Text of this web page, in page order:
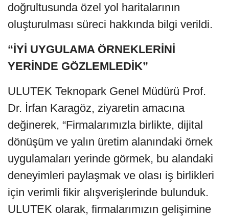
doğrultusunda özel yol haritalarının
oluşturulması süreci hakkında bilgi verildi.
“İYİ UYGULAMA ÖRNEKLERİNİ
YERİNDE GÖZLEMLEDİK”
ULUTEK Teknopark Genel Müdürü Prof.
Dr. İrfan Karagöz, ziyaretin amacına
değinerek, “Firmalarımızla birlikte, dijital
dönüşüm ve yalın üretim alanındaki örnek
uygulamaları yerinde görmek, bu alandaki
deneyimleri paylaşmak ve olası iş birlikleri
için verimli fikir alışverişlerinde bulunduk.
ULUTEK olarak, firmalarımızın gelişimine